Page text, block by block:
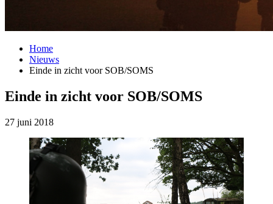
Home
Nieuws
Einde in zicht voor SOB/SOMS
Einde in zicht voor SOB/SOMS
27 juni 2018